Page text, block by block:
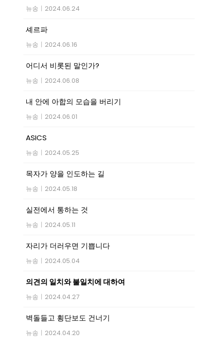
뉴송 | 2024.06.24
셰르파
뉴송 | 2024.06.16
어디서 비롯된 말인가?
뉴송 | 2024.06.08
내 안에 아합의 모습을 버리기
뉴송 | 2024.06.01
ASICS
뉴송 | 2024.05.25
목자가 양을 인도하는 길
뉴송 | 2024.05.18
실전에서 통하는 것
뉴송 | 2024.05.11
자리가 더러우면 기쁩니다
뉴송 | 2024.05.04
의견의 일치와 불일치에 대하여
뉴송 | 2024.04.27
벽돌들고 횡단보도 건너기
뉴송 | 2024.04.20